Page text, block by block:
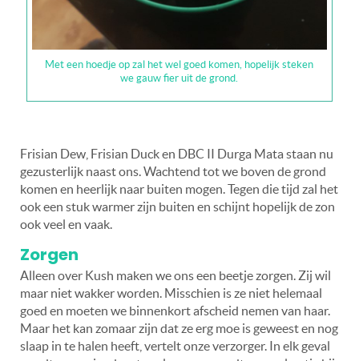
Met een hoedje op zal het wel goed komen, hopelijk steken
we gauw fier uit de grond.
Frisian Dew, Frisian Duck en DBC II Durga Mata staan nu
gezusterlijk naast ons. Wachtend tot we boven de grond
komen en heerlijk naar buiten mogen. Tegen die tijd zal het
ook een stuk warmer zijn buiten en schijnt hopelijk de zon
ook veel en vaak.
Zorgen
Alleen over Kush maken we ons een beetje zorgen. Zij wil
maar niet wakker worden. Misschien is ze niet helemaal
goed en moeten we binnenkort afscheid nemen van haar.
Maar het kan zomaar zijn dat ze erg moe is geweest en nog
slaap in te halen heeft, vertelt onze verzorger. In elk geval